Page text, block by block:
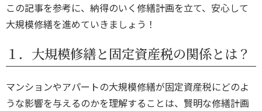
この記事を参考に、納得のいく修繕計画を立て、安心して
大規模修繕を進めていきましょう！
１．大規模修繕と固定資産税の関係とは？
マンションやアパートの大規模修繕が固定資産税にどのよ
うな影響を与えるのかを理解することは、賢明な修繕計画